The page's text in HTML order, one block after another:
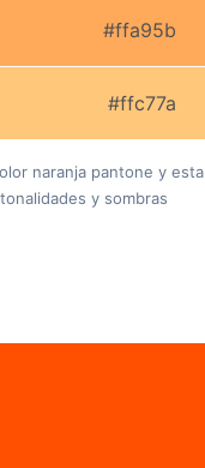
#ffa95b
#ffc77a
naranja pantone y esta
y sombras